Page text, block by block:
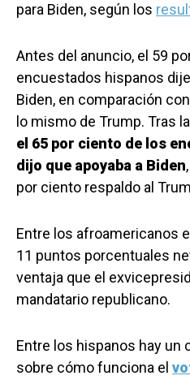
para Biden, según los
Antes del anuncio, el 59
encuestados hispanos
Biden, en comparación
lo mismo de Trump. Tras
el 65 por ciento de los
dijo que apoyaba a Biden
por ciento respaldo al
Entre los afroamericanos
11 puntos porcentuales
ventaja que el
mandatario republicano.
Entre los hispanos hay
sobre cómo funciona el